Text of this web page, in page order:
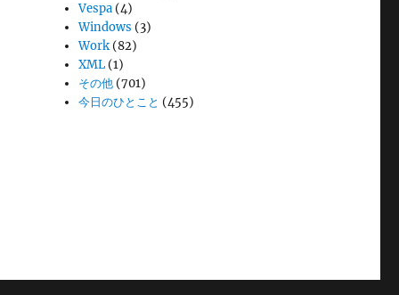
Vespa (4)
Windows (3)
Work (82)
XML (1)
その他 (701)
今日のひとこと (455)